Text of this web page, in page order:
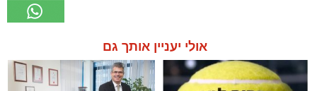
אולי יעניין אותך גם